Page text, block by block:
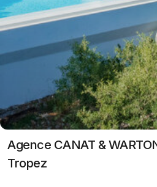
Agence CANAT &
Tropez